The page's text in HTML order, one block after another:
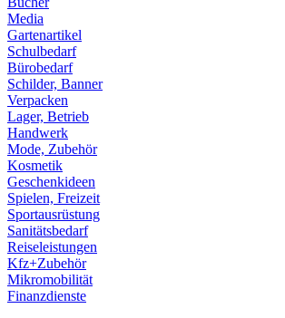
Media
Gartenartikel
Schulbedarf
Bürobedarf
Schilder, Banner
Verpacken
Lager, Betrieb
Handwerk
Mode, Zubehör
Kosmetik
Geschenkideen
Spielen, Freizeit
Sportausrüstung
Sanitätsbedarf
Reiseleistungen
Kfz+Zubehör
Mikromobilität
Finanzdienste